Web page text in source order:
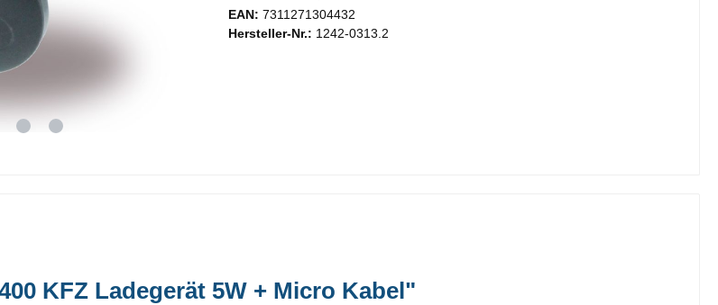
EAN: 7311271304432
Hersteller-Nr.: 1242-0313.2
KFZ Ladegerät 5W + Micro Kabel"